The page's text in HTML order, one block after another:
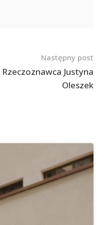
Następny post
Rzeczoznawca Justyna
Oleszek